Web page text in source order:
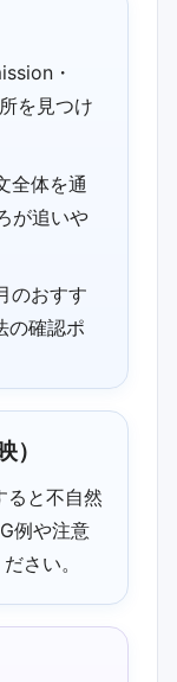
・
を見つけ
全体を通
が追いや
のおすす
の確認ポ
の
を更新
ると不自然
例や注意
さい。